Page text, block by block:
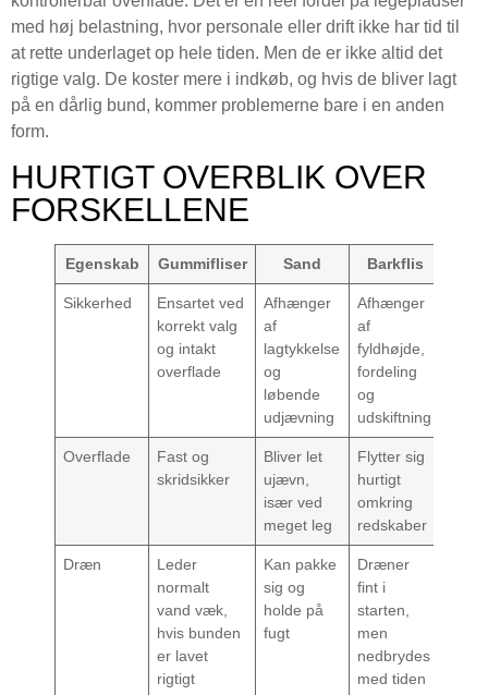
med høj belastning, hvor personale eller drift ikke har tid til
at rette underlaget op hele tiden. Men de er ikke altid det
rigtige valg. De koster mere i indkøb, og hvis de bliver lagt
på en dårlig bund, kommer problemerne bare i en anden
form.
HURTIGT OVERBLIK OVER
FORSKELLENE
Egenskab Gummifliser Sand Barkflis
Sikkerhed
Ensartet ved
korrekt valg
og intakt
overflade
Afhænger
af
lagtykkelse
og
løbende
udjævning
Afhænger
af
fyldhøjde,
fordeling
og
udskiftning
Overflade
Fast og
skridsikker
Bliver let
ujævn,
især ved
meget leg
Flytter sig
hurtigt
omkring
redskaber
Dræn
Leder
normalt
vand væk,
hvis bunden
er lavet
rigtigt
Kan pakke
sig og
holde på
fugt
Dræner
fint i
starten,
men
nedbrydes
med tiden